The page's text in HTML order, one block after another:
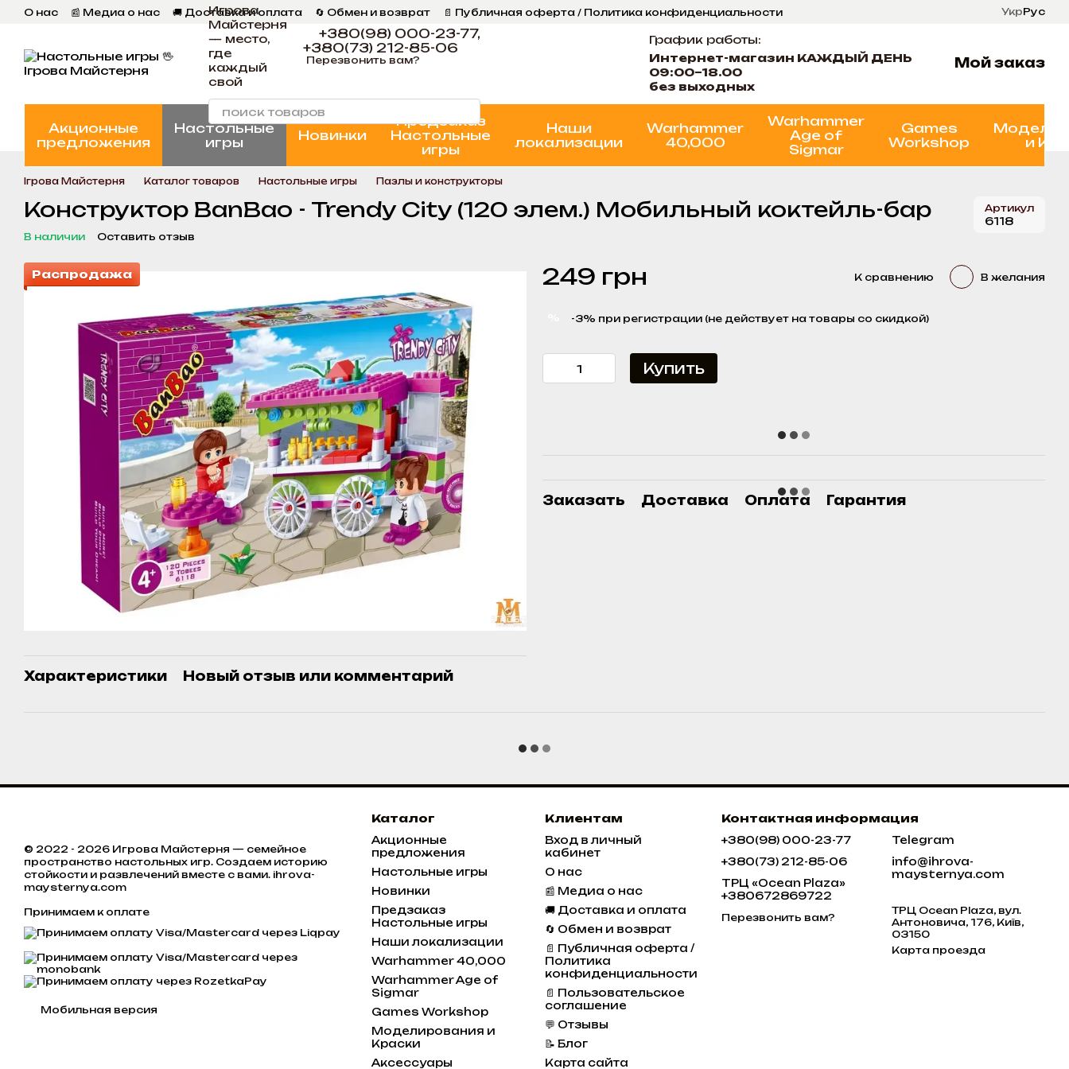
Перейти к основному контенту
О нас 📰 Медиа о нас 🚚 Доставка и оплата 🔄 Обмен и возврат
📄 Публичная оферта / Политика конфиденциальности
📄 Пользовательское соглашение
💬 Отзывы 📝 Блог 📞 Контакты Ігрова Майстерня
УкрРус
Игрова
Майстерня
— место,
где
каждый
свой
+380(98) 000-23-77,
+380(73) 212-85-06
Перезвонить вам?
График работы:
Интернет-магазин КАЖДЫЙ ДЕНЬ
09:00–18.00
без выходных
Мой заказ
Акционные
предложения
Настольные
игры
Новинки
Предзаказ
Настольные
игры
Наши
локализации
Warhammer
40,000
Warhammer
Age of
Sigmar
Games
Workshop
и
Ігрова Майстерня Каталог товаров Настольные игры Пазлы и конструкторы
Конструктор BanBao - Trendy City (120 элем.) Мобильный коктейль-бар Артикул
6118
В наличии Оставить отзыв
Распродажа
Характеристики Новый отзыв или комментарий
249 грн К сравнению В желания
-3% при регистрации (не действует на товары со скидкой)
Купить
Заказать Доставка Оплата Гарантия
© 2022 - 2026 Игрова Майстерня — семейное
пространство настольных игр. Создаем историю
стойкости и развлечений вместе с вами. ihrova-
maysternya.com
Принимаем к оплате
Мобильная версия
Каталог
Акционные
предложения
Настольные игры
Новинки
Предзаказ
Настольные игры
Наши локализации
Warhammer 40,000
Warhammer Age of
Sigmar
Games Workshop
Моделирования и
Краски
Аксессуары
Клиентам
Вход в личный
кабинет
О нас
📰 Медиа о нас
🚚 Доставка и оплата
🔄 Обмен и возврат
📄 Публичная оферта /
Политика
конфиденциальности
📄 Пользовательское
соглашение
💬 Отзывы
📝 Блог
Карта сайта
Контактная информация
+380(98) 000-23-77
+380(73) 212-85-06
ТРЦ «Ocean Plaza»
+380672869722
Перезвонить вам?
Telegram
info@ihrova-
maysternya.com
ТРЦ Ocean Plaza, вул.
Антоновича, 176, Київ,
03150
Карта проезда